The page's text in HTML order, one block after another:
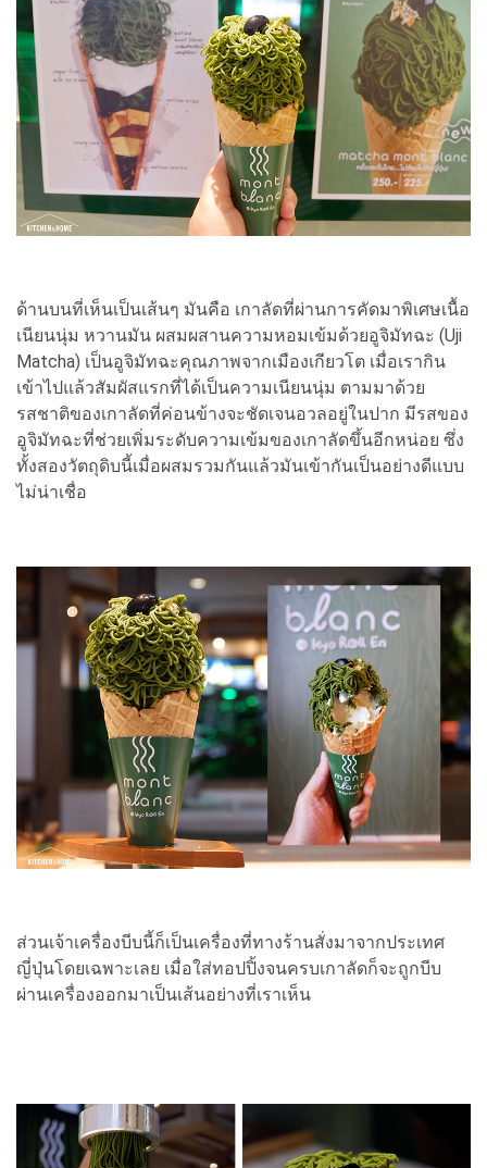
ด้านบนที่เห็นเป็นเส้นๆ มันคือ เกาลัดที่ผ่านการคัดมาพิเศษเนื้อ
เนียนนุ่ม หวานมัน ผสมผสานความหอมเข้มด้วยอูจิมัทฉะ (Uji
Matcha) เป็นอูจิมัทฉะคุณภาพจากเมืองเกียวโต เมื่อเรากิน
เข้าไปแล้วสัมผัสแรกที่ได้เป็นความเนียนนุ่ม ตามมาด้วย
รสชาติของเกาลัดที่ค่อนข้างจะชัดเจนอวลอยู่ในปาก มีรสของ
อูจิมัทฉะที่ช่วยเพิ่มระดับความเข้มของเกาลัดขึ้นอีกหน่อย ซึ่ง
ทั้งสองวัตถุดิบนี้เมื่อผสมรวมกันแล้วมันเข้ากันเป็นอย่างดีแบบ
ไม่น่าเชื่อ
ส่วนเจ้าเครื่องบีบนี้ก็เป็นเครื่องที่ทางร้านสั่งมาจากประเทศ
ญี่ปุ่นโดยเฉพาะเลย เมื่อใส่ทอปปิ้งจนครบเกาลัดก็จะถูกบีบ
ผ่านเครื่องออกมาเป็นเส้นอย่างที่เราเห็น